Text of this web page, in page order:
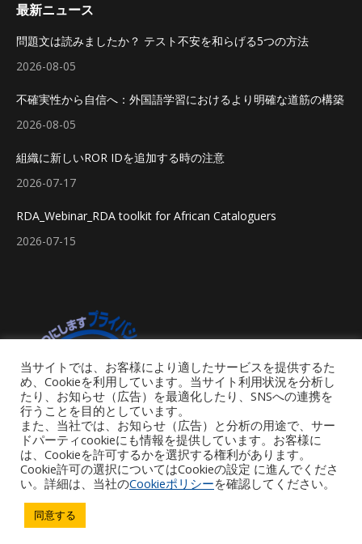
最新ニュース
問題文は読みましたか？ テスト不安を和らげる5つの方法
2026-08-05
不確実性から自信へ：外国語学習におけるより明確な道筋の構築
2026-08-05
組織に新しいROR IDを追加する時の注意
2026-07-17
RDA_Webinar_RDA toolkit for African Cataloguers
2026-07-15
Copyright © 2026 iGroup Japan. All rights reserved. Powered by iGroup
当サイトでは、お客様により適したサービスを提供するた
め、Cookieを利用しています。当サイト利用状況を分析し
たり、お知らせ（広告）を最適化したり、SNSへの連携を
行うことを目的としています。
また、当社では、お知らせ（広告）と分析の用途で、サー
ドパーティcookieにも情報を提供しています。お客様に
は、Cookieを許可するかを選択する権利があります。
Cookie許可の選択についてはCookieの設定 に進んでくださ
い。詳細は、当社のCookieポリシーを確認してください。
同意する